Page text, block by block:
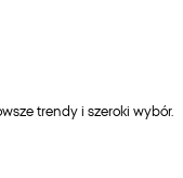
trendy i szeroki wybór.